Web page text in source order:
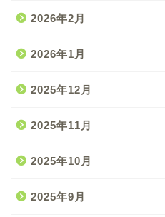
2026年2月
2026年1月
2025年12月
2025年11月
2025年10月
2025年9月